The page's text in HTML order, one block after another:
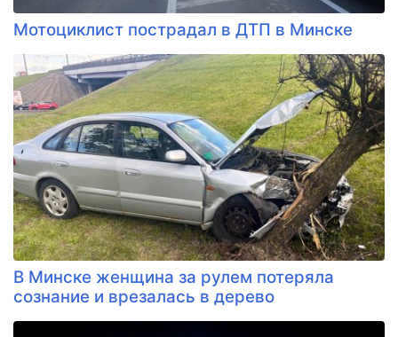
Мотоциклист пострадал в ДТП в Минске
В Минске женщина за рулем потеряла
сознание и врезалась в дерево